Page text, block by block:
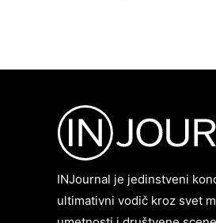
INJournal je jedinstveni
ultimativni vodič kroz svet